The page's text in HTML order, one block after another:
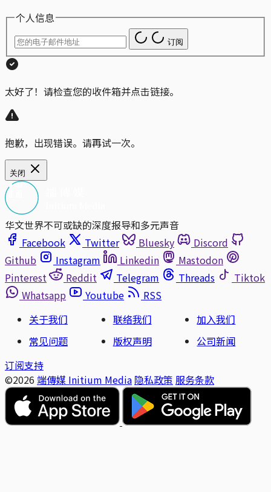
个人信息
订阅
太好了！请检查您的收件箱并点击链接。
抱歉，出现错误。请再试一次。
关闭
华文世界不可或缺的深度报导和多元声音
Facebook
Twitter Bluesky
Discord
Github
Instagram Linkedin
Mastodon
Pinterest
Reddit Telegram Threads
Tiktok
Whatsapp
Youtube
RSS
关于我们
联络我们
加入我们
常见问题
版权声明
公司新闻
订阅支持
©2026 端傳媒 Initium Media 隐私政策 服务条款